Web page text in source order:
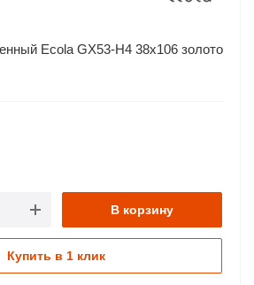
Ecola GX53-H4 38x106 золото
В корзину
Купить в 1 клик